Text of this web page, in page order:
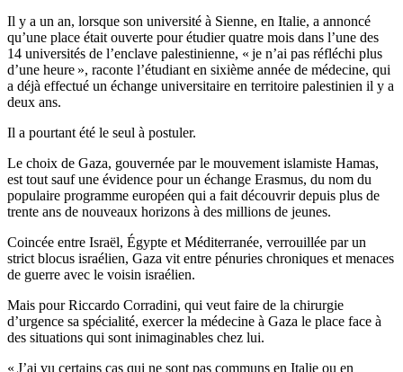
Il y a un an, lorsque son université à Sienne, en Italie, a annoncé
qu’une place était ouverte pour étudier quatre mois dans l’une des
14 universités de l’enclave palestinienne, « je n’ai pas réfléchi plus
d’une heure », raconte l’étudiant en sixième année de médecine, qui
a déjà effectué un échange universitaire en territoire palestinien il y a
deux ans.
Il a pourtant été le seul à postuler.
Le choix de Gaza, gouvernée par le mouvement islamiste Hamas,
est tout sauf une évidence pour un échange Erasmus, du nom du
populaire programme européen qui a fait découvrir depuis plus de
trente ans de nouveaux horizons à des millions de jeunes.
Coincée entre Israël, Égypte et Méditerranée, verrouillée par un
strict blocus israélien, Gaza vit entre pénuries chroniques et menaces
de guerre avec le voisin israélien.
Mais pour Riccardo Corradini, qui veut faire de la chirurgie
d’urgence sa spécialité, exercer la médecine à Gaza le place face à
des situations qui sont inimaginables chez lui.
« J’ai vu certains cas qui ne sont pas communs en Italie ou en